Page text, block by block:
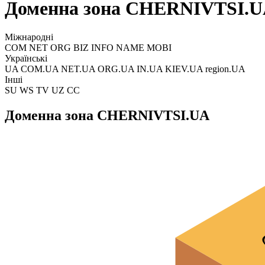
Доменна зона
Міжнародні
COM NET ORG BIZ INFO NAME MOBI
Українські
UA COM.UA NET.UA ORG.UA IN.UA KIEV.UA region.UA
Інші
SU WS TV UZ CC
Доменна зона CHERNIVTSI.UA